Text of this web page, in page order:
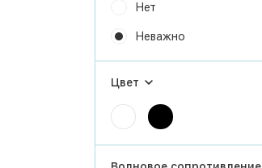
Нет
Неважно
Цвет